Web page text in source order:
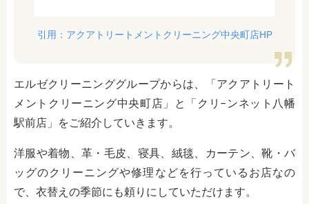
引用：アクアトリートメントクリーニング中央町店HP
エルゼクリーニンググループからは、「アクアトリート
メントクリーニング中央町店」と「クリ−ンネット八幡
駅前店」をご紹介していきます。
洋服や着物、革・毛皮、寝具、絨毯、カーテン、靴・バ
ッグのクリーニングや修理などを行っているお店なの
で、衣替えの季節にも頼りにしていただけます。